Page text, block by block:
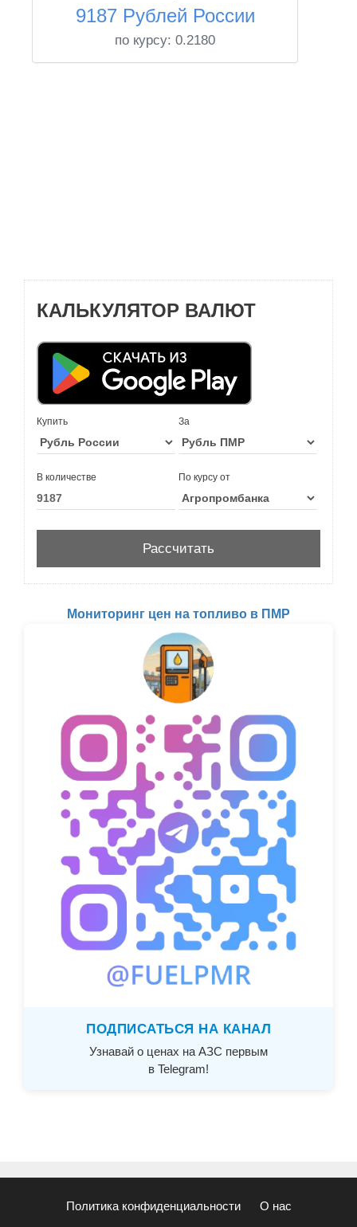
9187 Рублей России
по курсу: 0.2180
КАЛЬКУЛЯТОР ВАЛЮТ
Купить За
В количестве По курсу от
Мониторинг цен на топливо в ПМР
ПОДПИСАТЬСЯ НА КАНАЛ
Узнавай о ценах на АЗС первым
в Telegram!
Политика конфиденциальности О нас